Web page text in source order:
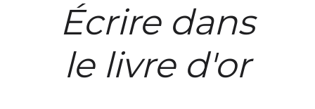
Écrire dans
le livre d'or